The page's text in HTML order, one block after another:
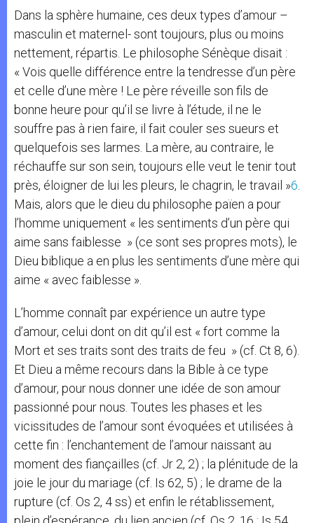
Dans la sphère humaine, ces deux types d’amour –
masculin et maternel- sont toujours, plus ou moins
nettement, répartis. Le philosophe Sénèque disait :
« Vois quelle différence entre la tendresse d’un père
et celle d’une mère ! Le père réveille son fils de
bonne heure pour qu’il se livre à l’étude, il ne le
souffre pas à rien faire, il fait couler ses sueurs et
quelquefois ses larmes. La mère, au contraire, le
réchauffe sur son sein, toujours elle veut le tenir tout
près, éloigner de lui les pleurs, le chagrin, le travail »6
Mais, alors que le dieu du philosophe païen a pour
l’homme uniquement « les sentiments d’un père qui
aime sans faiblesse » (ce sont ses propres mots), le
Dieu biblique a en plus les sentiments d’une mère qui
aime « avec faiblesse ».
L’homme connaît par expérience un autre type
d’amour, celui dont on dit qu’il est « fort comme la
Mort et ses traits sont des traits de feu » (cf. Ct 8, 6).
Et Dieu a même recours dans la Bible à ce type
d’amour, pour nous donner une idée de son amour
passionné pour nous. Toutes les phases et les
vicissitudes de l’amour sont évoquées et utilisées à
cette fin : l’enchantement de l’amour naissant au
moment des fiançailles (cf. Jr 2, 2) ; la plénitude de la
joie le jour du mariage (cf. Is 62, 5) ; le drame de la
rupture (cf. Os 2, 4 ss) et enfin le rétablissement,